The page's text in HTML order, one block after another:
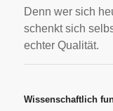
Denn wer sich
schenkt sich
echter Qualität.
Wissenschaftlich